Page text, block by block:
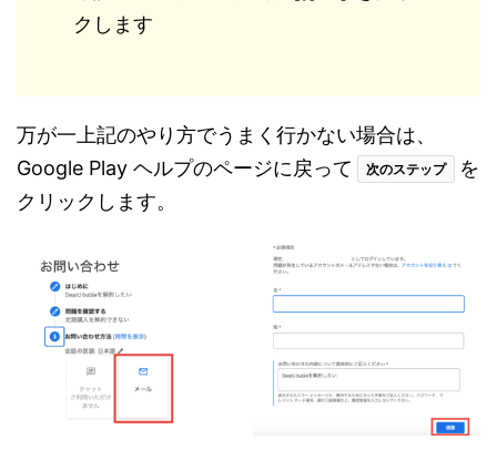
クします
万が一上記のやり方でうまく行かない場合は、
Google Play ヘルプのページに戻って
次のステップ
を
クリックします。